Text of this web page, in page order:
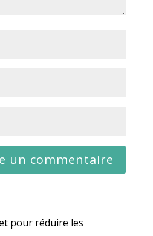
pour réduire les